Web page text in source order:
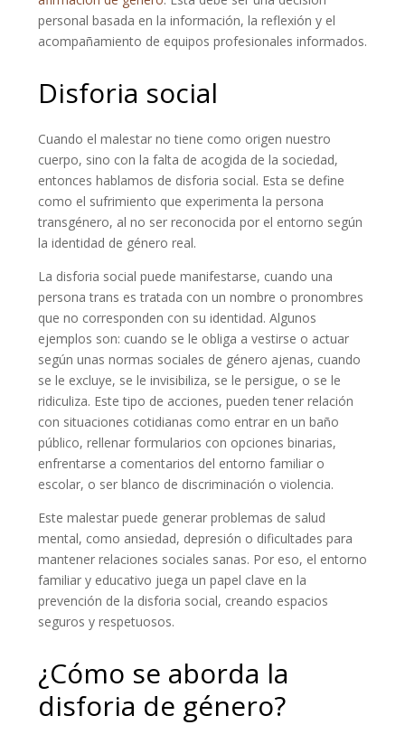
personal basada en la información, la reflexión y el
acompañamiento de equipos profesionales informados.
Disforia social
Cuando el malestar no tiene como origen nuestro
cuerpo, sino con la falta de acogida de la sociedad,
entonces hablamos de disforia social. Esta se define
como el sufrimiento que experimenta la persona
transgénero, al no ser reconocida por el entorno según
la identidad de género real.
La disforia social puede manifestarse, cuando una
persona trans es tratada con un nombre o pronombres
que no corresponden con su identidad. Algunos
ejemplos son: cuando se le obliga a vestirse o actuar
según unas normas sociales de género ajenas, cuando
se le excluye, se le invisibiliza, se le persigue, o se le
ridiculiza. Este tipo de acciones, pueden tener relación
con situaciones cotidianas como entrar en un baño
público, rellenar formularios con opciones binarias,
enfrentarse a comentarios del entorno familiar o
escolar, o ser blanco de discriminación o violencia.
Este malestar puede generar problemas de salud
mental, como ansiedad, depresión o dificultades para
mantener relaciones sociales sanas. Por eso, el entorno
familiar y educativo juega un papel clave en la
prevención de la disforia social, creando espacios
seguros y respetuosos.
¿Cómo se aborda la
disforia de género?